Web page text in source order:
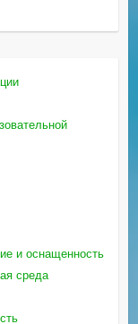
и оснащенность
среда